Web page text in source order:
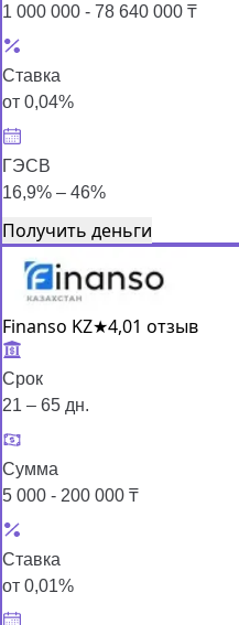
1 000 000 - 78 640 000 ₸
Ставка
от 0,04%
ГЭСВ
16,9% – 46%
Получить деньги
Finanso KZ★4,01 отзыв
Срок
21 – 65 дн.
Сумма
5 000 - 200 000 ₸
Ставка
от 0,01%